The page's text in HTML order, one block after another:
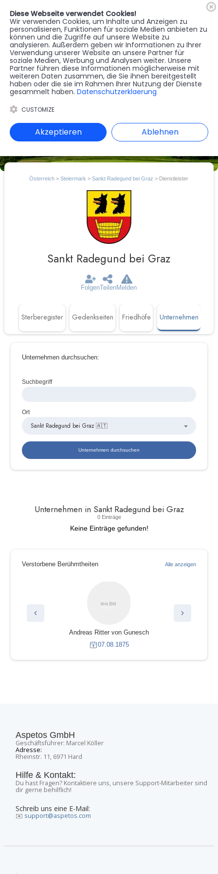
MENU
🇦🇹 Register
Österreich >Steiermark >Sankt Radegund bei Graz > Dienstleister
Folgen TeilenMelden
Sankt Radegund bei Graz
Sterberegister Gedenkseiten Friedhöfe Unternehmen
Unternehmen durchsuchen:
Suchbegriff
Ort
Sankt Radegund bei Graz 🇦🇹
Unternehmen in Sankt Radegund bei Graz
0 Einträge
Keine Einträge gefunden!
Verstorbene Berühmtheiten Alle anzeigen
Andreas Ritter von Gunesch
07.08.1875
Aspetos GmbH
Geschäftsführer: Marcel Köller
Adresse:
Rheinstr. 11, 6971 Hard
Hilfe & Kontakt:
Du hast Fragen? Kontaktiere uns, unsere Support-Mitarbeiter sind
dir gerne behilflich!
Schreib uns eine E-Mail:
✉️ support@aspetos.com
Diese Webseite verwendet Cookies!
Wir verwenden Cookies, um Inhalte und Anzeigen zu
personalisieren, Funktionen für soziale Medien anbieten zu
können und die Zugriffe auf unsere Website zu
analysieren. Außerdem geben wir Informationen zu Ihrer
Verwendung unserer Website an unsere Partner für
soziale Medien, Werbung und Analysen weiter. Unsere
Partner führen diese Informationen möglicherweise mit
weiteren Daten zusammen, die Sie ihnen bereitgestellt
haben oder die sie im Rahmen Ihrer Nutzung der Dienste
gesammelt haben. Datenschutzerklaerung
CUSTOMIZE
Akzeptieren Ablehnen